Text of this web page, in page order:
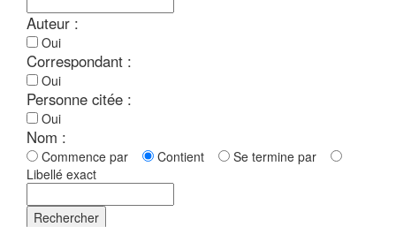
Auteur :
Oui
Correspondant :
Oui
Personne citée :
Oui
Nom :
Commence par Contient
Se termine par
Libellé exact
Rechercher